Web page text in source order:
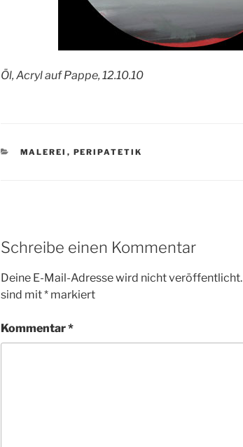
Öl, Acryl auf Pappe, 12.10.10
KATEGORIEN
MALEREI , PERIPATETIK
Schreibe einen Kommentar
Deine E-Mail-Adresse wird nicht veröffentlicht.
sind mit* markiert
Kommentar*